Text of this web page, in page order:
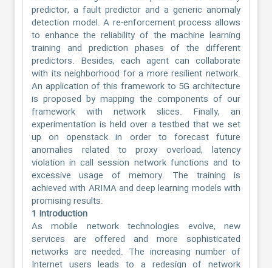
predictor, a fault predictor and a generic anomaly
detection model. A re-enforcement process allows
to enhance the reliability of the machine learning
training and prediction phases of the different
predictors. Besides, each agent can collaborate
with its neighborhood for a more resilient network.
An application of this framework to 5G architecture
is proposed by mapping the components of our
framework with network slices. Finally, an
experimentation is held over a testbed that we set
up on openstack in order to forecast future
anomalies related to proxy overload, latency
violation in call session network functions and to
excessive usage of memory. The training is
achieved with ARIMA and deep learning models with
promising results.
1 Introduction
As mobile network technologies evolve, new
services are offered and more sophisticated
networks are needed. The increasing number of
Internet users leads to a redesign of network